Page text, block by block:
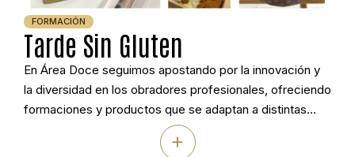
Tarde Sin Gluten
FORMACIÓN
En Área Doce seguimos apostando por la innovación y
la diversidad en los obradores profesionales, ofreciendo
formaciones y productos que se adaptan a distintas
necesidades alimentarias sin renunciar a la calidad ni a la
creatividad.. Por eso hemos contado con Ori di Sicilia,
+